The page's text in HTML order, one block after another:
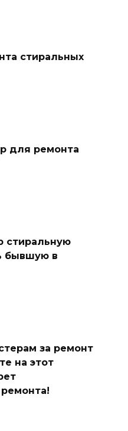
стиральных
для ремонта
стиральную
бывшую в
за ремонт
на этот